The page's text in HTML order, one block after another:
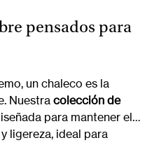
pensados para
un chaleco es la
Nuestra colección de
para mantener el
ligereza, ideal para